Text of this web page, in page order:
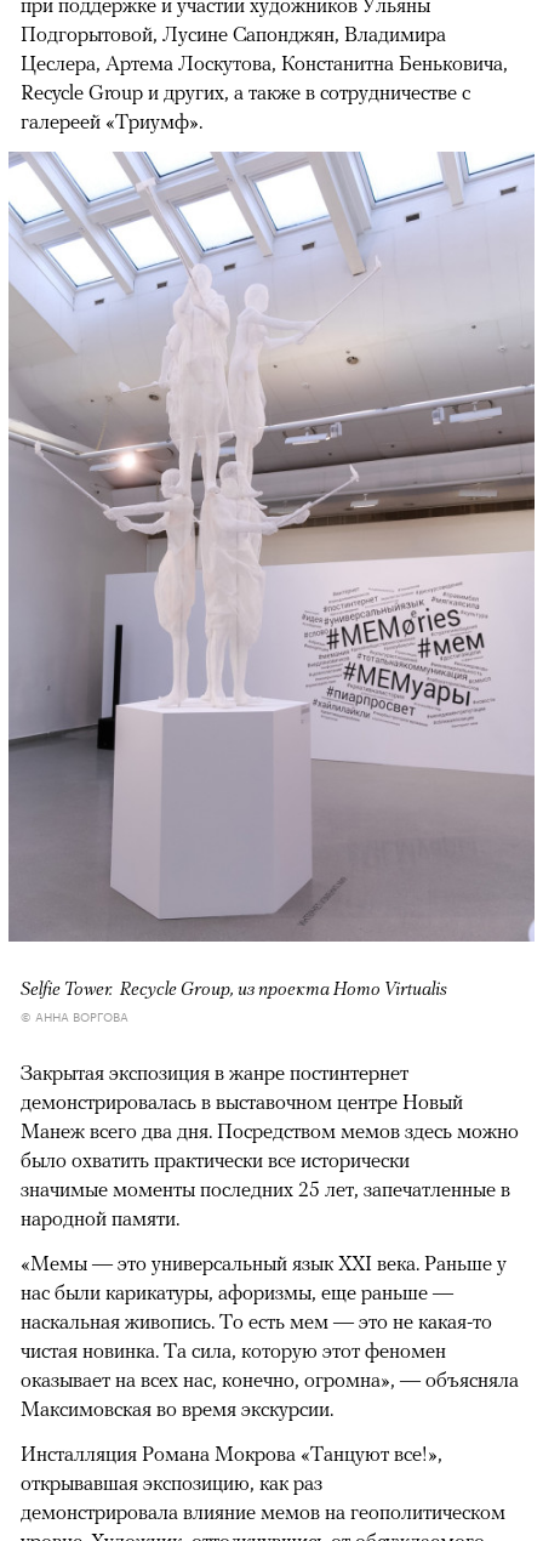
при поддержке и участии художников Ульяны
Подгорытовой, Лусине Сапонджян, Владимира
Цеслера, Артема Лоскутова, Констанитна Беньковича,
Recycle Group и других, а также в сотрудничестве с
галереей «Триумф».
Selfie Tower. Recycle Group, из проекта Homo Virtualis
© АННА ВОРГОВА
Закрытая экспозиция в жанре постинтернет
демонстрировалась в выставочном центре Новый
Манеж всего два дня. Посредством мемов здесь можно
было охватить практически все исторически
значимые моменты последних 25 лет, запечатленные в
народной памяти.
«Мемы — это универсальный язык XXI века. Раньше у
нас были карикатуры, афоризмы, еще раньше —
наскальная живопись. То есть мем — это не какая-то
чистая новинка. Та сила, которую этот феномен
оказывает на всех нас, конечно, огромна», — объясняла
Максимовская во время экскурсии.
Инсталляция Романа Мокрова «Танцуют все!»,
открывавшая экспозицию, как раз
демонстрировала влияние мемов на геополитическом